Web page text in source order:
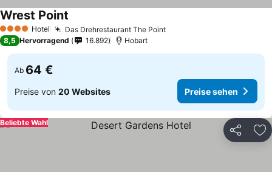
4 Sterne Hotel Das Drehrestaurant The Point
Wrest Point
8,5 Hervorragend 16.892 Hobart
Ab 64 €
Preise von 20 Websites Preise sehen
Teilen
Beliebte Wahl